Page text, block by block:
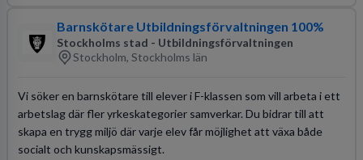
Barnskötare Utbildningsförvaltningen 100%
Stockholms stad - Utbildningsförvaltningen
Stockholm, Stockholms län
Vi söker en barnskötare till elever i F-klassen som vill arbeta i ett
arbetslag där fler yrkeskategorier samverkar. Du bidrar till att
skapa en trygg miljö där varje elev får möjlighet att växa både
socialt och kunskapsmässigt.